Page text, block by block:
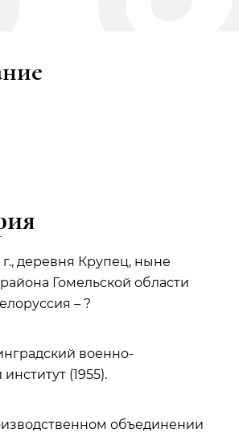
г., деревня Крупец, ныне
Гомельской области
– ?
военно-
(1955).
объединении